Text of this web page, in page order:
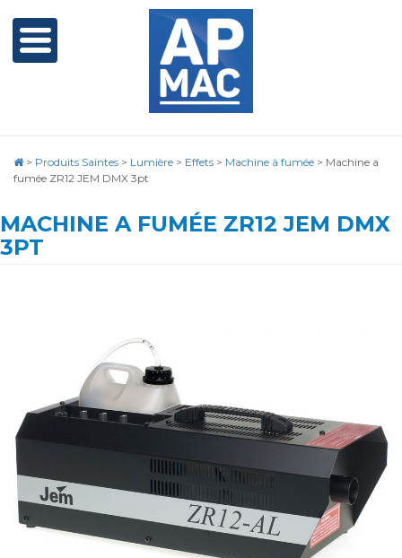
> Produits Saintes > Lumière > Effets > Machine à fumée > Machine a
fumée ZR12 JEM DMX 3pt
MACHINE A FUMÉE ZR12 JEM DMX
3PT